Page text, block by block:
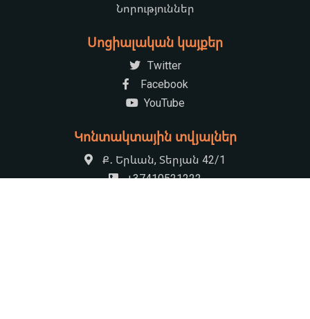
Նորություններ
Սոցիալական կայքեր
Twitter
Facebook
YouTube
Կոնտակտային տվյալներ
Ք․ Երևան, Տերյան 42/1
+37410521222